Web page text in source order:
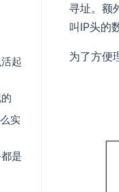
起
实
是
寻址。额
叫IP头的
为了方便